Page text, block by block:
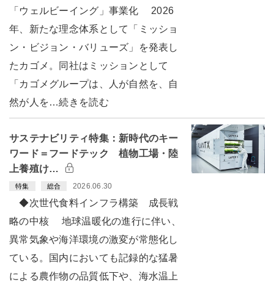
「ウェルビーイング」事業化 2026
年、新たな理念体系として「ミッショ
ン・ビジョン・バリューズ」を発表し
たカゴメ。同社はミッションとして
「カゴメグループは、人が自然を、自
然が人を…続きを読む
サステナビリティ特集：新時代のキー
ワード＝フードテック 植物工場・陸
上養殖け…
特集 総合 2026.06.30
◆次世代食料インフラ構築 成長戦
略の中核 地球温暖化の進行に伴い、
異常気象や海洋環境の激変が常態化し
ている。国内においても記録的な猛暑
による農作物の品質低下や、海水温上